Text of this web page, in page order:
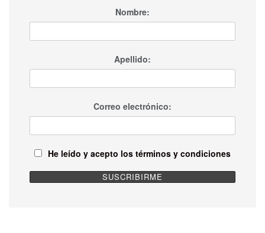
Nombre:
Apellido:
Correo electrónico:
He leído y acepto los términos y condiciones